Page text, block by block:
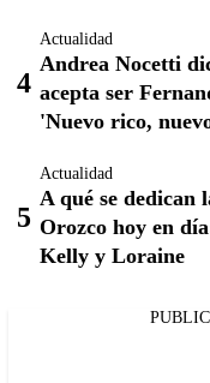
Actualidad
Andrea Nocetti
acepta ser
'Nuevo rico,
Actualidad
A qué se dedican
Orozco hoy en
Kelly y Loraine